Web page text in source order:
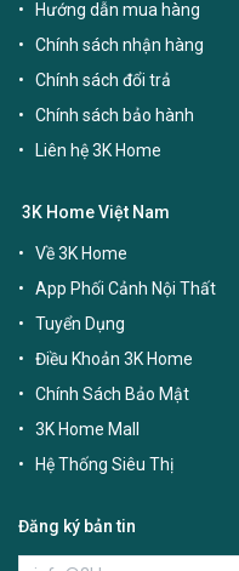
Hướng dẫn mua hàng
Chính sách nhận hàng
Chính sách đổi trả
Chính sách bảo hành
Liên hệ 3K Home
3K Home Việt Nam
Về 3K Home
App Phối Cảnh Nội Thất
Tuyển Dụng
Điều Khoản 3K Home
Chính Sách Bảo Mật
3K Home Mall
Hệ Thống Siêu Thị
Đăng ký bản tin